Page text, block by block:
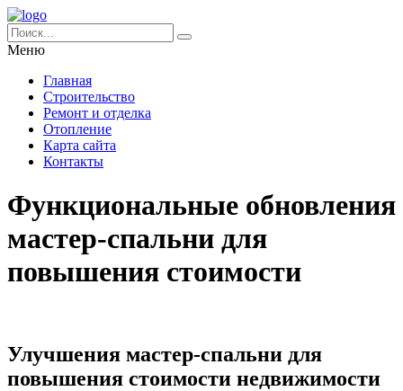
Меню
Главная
Строительство
Ремонт и отделка
Отопление
Карта сайта
Контакты
Функциональные обновления
мастер-спальни для
повышения стоимости
Улучшения мастер-спальни для
повышения стоимости недвижимости